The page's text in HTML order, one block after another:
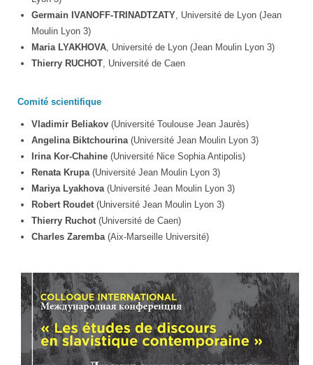
Germain IVANOFF-TRINADTZATY, Université de Lyon (Jean
Moulin Lyon 3)
Maria LYAKHOVA, Université de Lyon (Jean Moulin Lyon 3)
Thierry RUCHOT, Université de Caen
Comité scientifique
Vladimir Beliakov(Université Toulouse Jean Jaurès)
Angelina Biktchourina(Université Jean Moulin Lyon 3)
Irina Kor-Chahine(Université Nice Sophia Antipolis)
Renata Krupa(Université Jean Moulin Lyon 3)
Mariya Lyakhova(Université Jean Moulin Lyon 3)
Robert Roudet(Université Jean Moulin Lyon 3)
Thierry Ruchot(Université de Caen)
Charles Zaremba(Aix-Marseille Université)